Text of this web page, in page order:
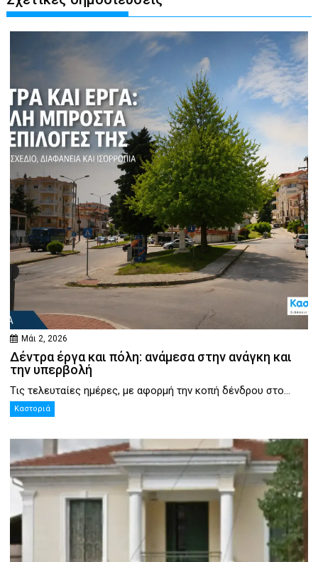
Μάι 2, 2026
Δέντρα έργα και πόλη: ανάμεσα στην ανάγκη και
την υπερβολή
Τις τελευταίες ημέρες, με αφορμή την κοπή δένδρου στο...
Καστοριά